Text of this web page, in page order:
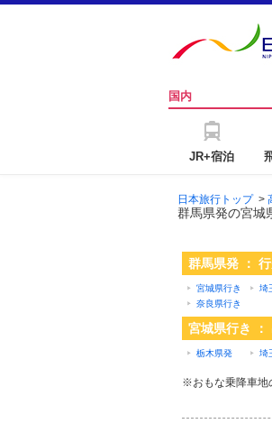
国内
JR+宿泊
日本旅行トップ>
群馬県発の宮城
群馬県発 ：
宮城県行き 埼
奈良県行き
宮城県行き ：
栃木県発 埼
※おもな乗降車地